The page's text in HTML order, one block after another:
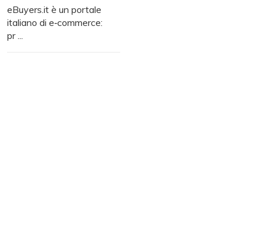
eBuyers.it è un portale
italiano di e‑commerce:
pr ...